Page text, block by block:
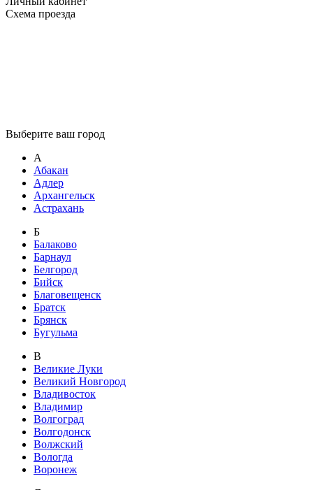
Схема проезда
Выберите ваш город
А
Абакан
Адлер
Архангельск
Астрахань
Б
Балаково
Барнаул
Белгород
Бийск
Благовещенск
Братск
Брянск
Бугульма
В
Великие Луки
Великий Новгород
Владивосток
Владимир
Волгоград
Волгодонск
Волжский
Вологда
Воронеж